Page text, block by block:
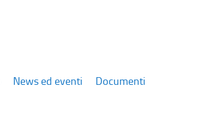
News ed eventi Documenti